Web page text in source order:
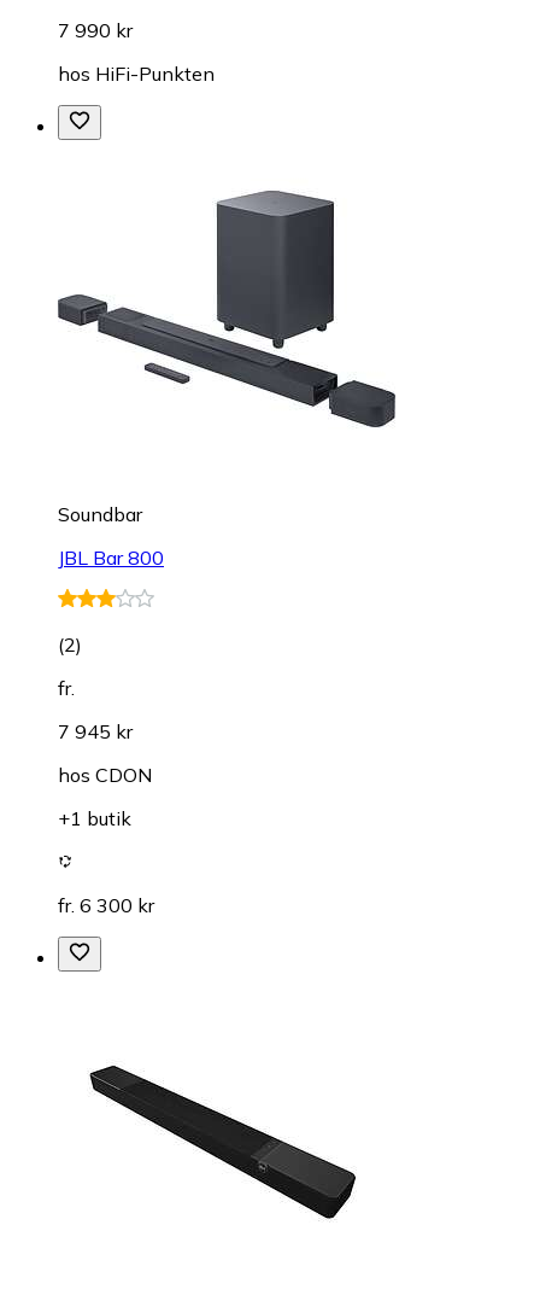
7 990 kr
hos HiFi-Punkten
Soundbar
JBL Bar 800
(2)
fr.
7 945 kr
hos CDON
+1 butik
fr. 6 300 kr